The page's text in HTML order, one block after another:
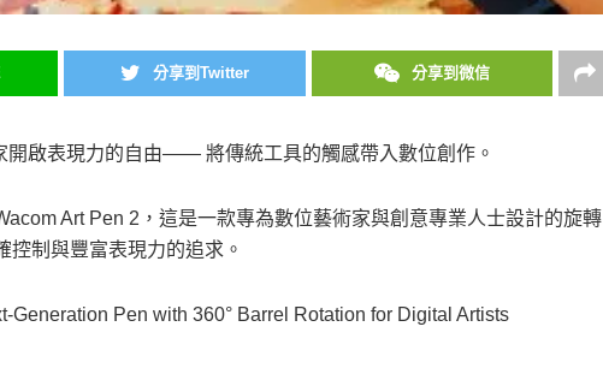
分享到Twitter 分享到微信
開啟表現力的自由—— 將傳統工具的觸感帶入數位創作。
Art Pen 2，這是一款專為數位藝術家與創意專業人士設計的旋轉
制與豐富表現力的追求。
Generation Pen with 360° Barrel Rotation for Digital Artists